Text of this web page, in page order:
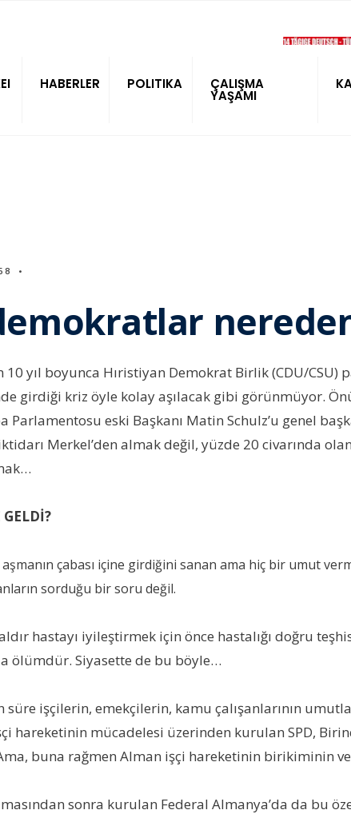
HABERLER POLITIKA ÇALIŞMA
YAŞAMI
•
10 yıl boyunca Hıristiyan Demokrat Birlik (CDU/
girdiği kriz öyle kolay aşılacak gibi görünmüyor.
Parlamentosu eski Başkanı Matin Schulz’u genel
Merkel’den almak değil, yüzde 20 civarında
aşmanın çabası içine girdiğini sanan ama hiç bir umut
sorduğu bir soru değil.
hastayı iyileştirmek için önce hastalığı doğru
ölümdür. Siyasette de bu böyle…
süre işçilerin, emekçilerin, kamu çalışanlarının
hareketinin mücadelesi üzerinden kurulan SPD,
buna rağmen Alman işçi hareketinin birikiminin
sonra kurulan Federal Almanya’da da bu